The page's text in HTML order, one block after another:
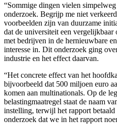
“Sommige dingen vielen
onderzoek. Begrijp me niet
voorbeelden zijn van duurzame
dat de universiteit een vergelijkbaar
met bedrijven in de hernieuwbare
interesse in. Dit onderzoek ging
industrie en het effect daarvan.
“Het concrete effect van het
bijvoorbeeld dat 500 miljoen euro
komen aan multinationals. Op de
belastingmaatregel staat de naam
instelling, terwijl het rapport
onderzoek dat we in het rapport